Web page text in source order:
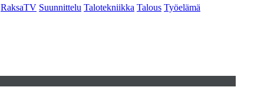
RaksaTV Suunnittelu Talotekniikka Talous Työelämä